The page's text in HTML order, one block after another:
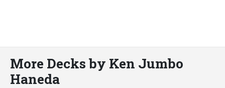
More Decks by Ken Jumbo
Haneda